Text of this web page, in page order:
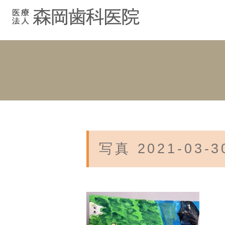
むし歯治療
小児歯科
院長紹介 院内紹介
院長ブログ スタッフブ
写真 2021-03-